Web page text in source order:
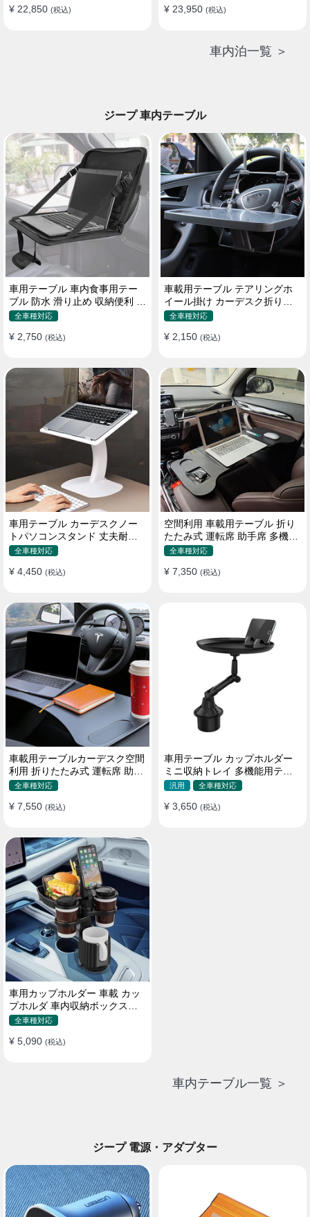
¥ 22,850 (税込)
¥ 23,950 (税込)
車内泊一覧 ＞
ジープ 車内テーブル
車用テーブル 車内食事用テー
ブル 防水 滑り止め 収納便利 多
機能ラップトップバッグ
全車種対応
¥ 2,750 (税込)
車載用テーブル テアリングホ
イール掛け カーデスク折りた
たみ式 パソコン 食事 物置
全車種対応
¥ 2,150 (税込)
車用テーブル カーデスクノー
トパソコンスタンド 丈夫耐用
調整可能 車内車外 多機能用
全車種対応
¥ 4,450 (税込)
空間利用 車載用テーブル 折り
たたみ式 運転席 助手席 多機能
パソコン 食事 書き込み
全車種対応
¥ 7,350 (税込)
車載用テーブルカーデスク空間
利用 折りたたみ式 運転席 助手
席 多機能 滑り止め 安定
全車種対応
¥ 7,550 (税込)
車用テーブル カップホルダー
ミニ収納トレイ 多機能用テー
ブル 食事 物置き用 高品質
汎用 全車種対応
¥ 3,650 (税込)
車用カップホルダー 車載 カッ
プホルダ 車内収納ボックス車
載テーブル スマホ置き 調整可
止め 小物置き 多機能 使い勝手
全車種対応
¥ 5,090 (税込)
車内テーブル一覧 ＞
ジープ 電源・アダプター